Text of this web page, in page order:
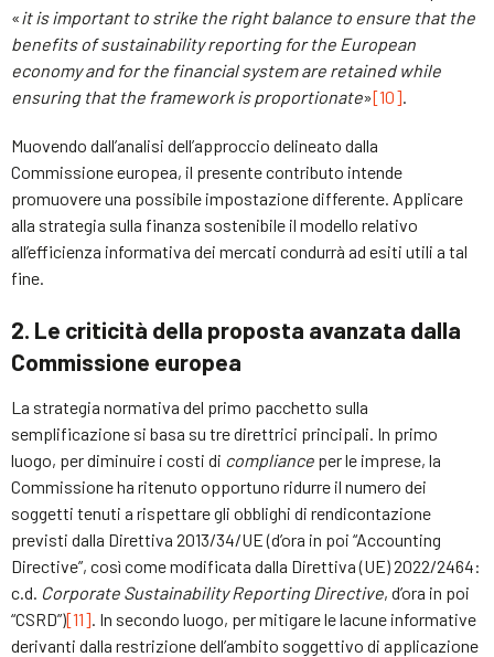
«it is important to strike the right balance to ensure that the
benefits of sustainability reporting for the European
economy and for the financial system are retained while
ensuring that the framework is proportionate»[10].
Muovendo dall’analisi dell’approccio delineato dalla
Commissione europea, il presente contributo intende
promuovere una possibile impostazione differente. Applicare
alla strategia sulla finanza sostenibile il modello relativo
all’efficienza informativa dei mercati condurrà ad esiti utili a tal
fine.
2. Le criticità della proposta avanzata dalla
Commissione europea
La strategia normativa del primo pacchetto sulla
semplificazione si basa su tre direttrici principali. In primo
luogo, per diminuire i costi di compliance per le imprese, la
Commissione ha ritenuto opportuno ridurre il numero dei
soggetti tenuti a rispettare gli obblighi di rendicontazione
previsti dalla Direttiva 2013/34/UE (d’ora in poi “Accounting
Directive”, così come modificata dalla Direttiva (UE) 2022/2464:
c.d. Corporate Sustainability Reporting Directive, d’ora in poi
“CSRD”)[11]. In secondo luogo, per mitigare le lacune informative
derivanti dalla restrizione dell’ambito soggettivo di applicazione